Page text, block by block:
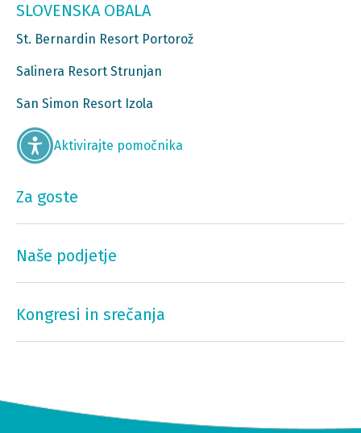
SLOVENSKA OBALA
St. Bernardin Resort Portorož
Salinera Resort Strunjan
San Simon Resort Izola
Aktivirajte pomočnika
Za goste
Naše podjetje
Kongresi in srečanja